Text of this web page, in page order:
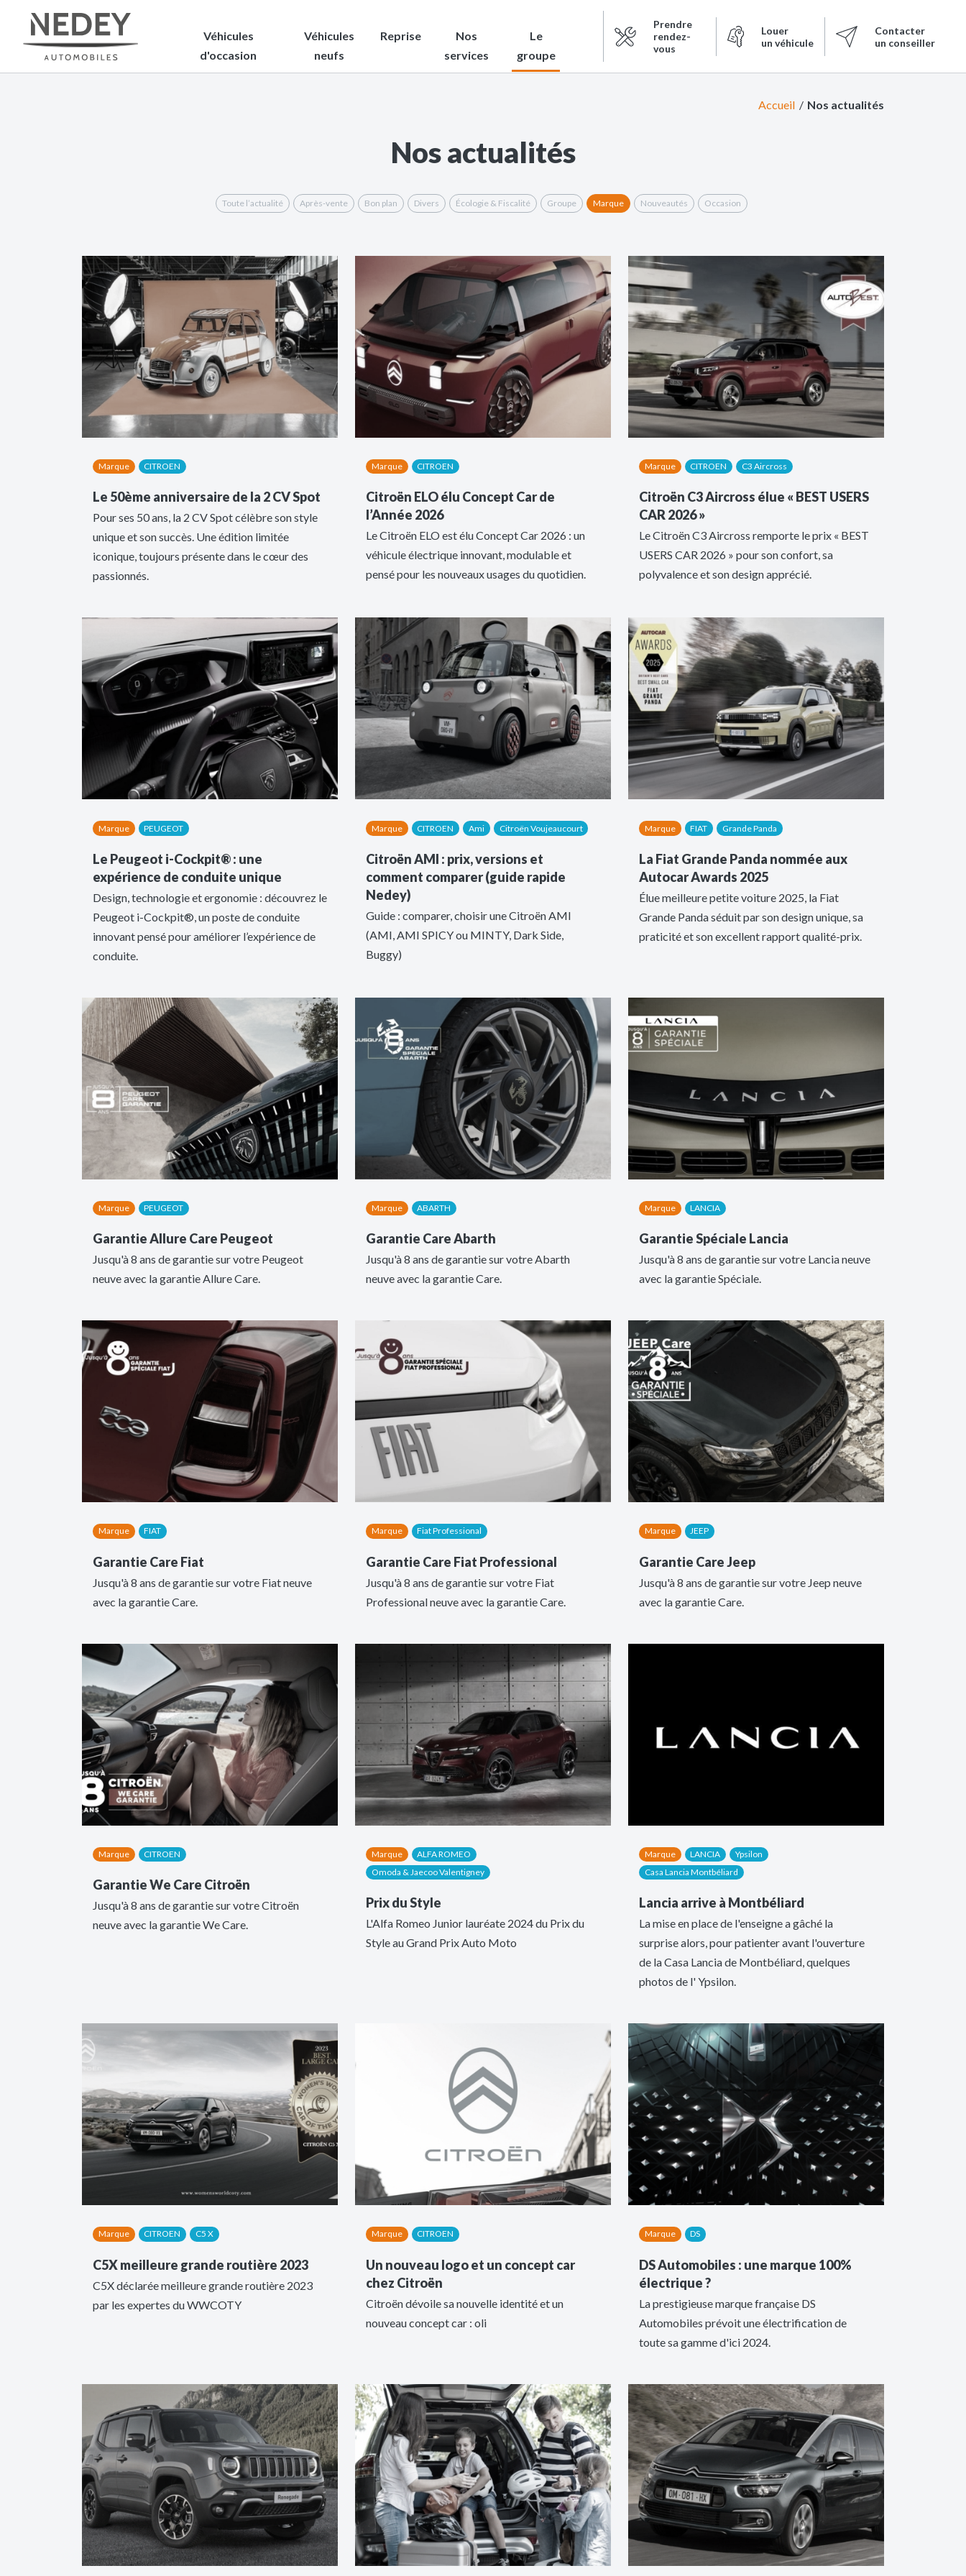
Véhicules
d'occasion
Véhicules
neufs
Reprise
Nos
services
Le
groupe
Prendre
rendez-
vous
Louer
un véhicule
Contacter
un conseiller
Accueil Nos actualités
Nos actualités
Toute l’actualité Après-vente Bon plan Divers Écologie & Fiscalité Groupe Marque Nouveautés Occasion
Marque CITROEN
Le 50ème anniversaire de la 2 CV Spot
Pour ses 50 ans, la 2 CV Spot célèbre son style
unique et son succès. Une édition limitée
iconique, toujours présente dans le cœur des
passionnés.
Marque CITROEN
Citroën ELO élu Concept Car de
l’Année 2026
Le Citroën ELO est élu Concept Car 2026 : un
véhicule électrique innovant, modulable et
pensé pour les nouveaux usages du quotidien.
Marque CITROEN C3 Aircross
Citroën C3 Aircross élue « BEST USERS
CAR 2026 »
Le Citroën C3 Aircross remporte le prix « BEST
USERS CAR 2026 » pour son confort, sa
polyvalence et son design apprécié.
Marque PEUGEOT
Le Peugeot i-Cockpit® : une
expérience de conduite unique
Design, technologie et ergonomie : découvrez le
Peugeot i-Cockpit®, un poste de conduite
innovant pensé pour améliorer l’expérience de
conduite.
Marque CITROEN Ami Citroën Voujeaucourt
Citroën AMI : prix, versions et
comment comparer (guide rapide
Nedey)
Guide : comparer, choisir une Citroën AMI
(AMI, AMI SPICY ou MINTY, Dark Side,
Buggy)
Marque FIAT Grande Panda
La Fiat Grande Panda nommée aux
Autocar Awards 2025
Élue meilleure petite voiture 2025, la Fiat
Grande Panda séduit par son design unique, sa
praticité et son excellent rapport qualité-prix.
Marque PEUGEOT
Garantie Allure Care Peugeot
Jusqu'à 8 ans de garantie sur votre Peugeot
neuve avec la garantie Allure Care.
Marque ABARTH
Garantie Care Abarth
Jusqu'à 8 ans de garantie sur votre Abarth
neuve avec la garantie Care.
Marque LANCIA
Garantie Spéciale Lancia
Jusqu'à 8 ans de garantie sur votre Lancia neuve
avec la garantie Spéciale.
Marque FIAT
Garantie Care Fiat
Jusqu'à 8 ans de garantie sur votre Fiat neuve
avec la garantie Care.
Marque Fiat Professional
Garantie Care Fiat Professional
Jusqu'à 8 ans de garantie sur votre Fiat
Professional neuve avec la garantie Care.
Marque JEEP
Garantie Care Jeep
Jusqu'à 8 ans de garantie sur votre Jeep neuve
avec la garantie Care.
Marque CITROEN
Garantie We Care Citroën
Jusqu'à 8 ans de garantie sur votre Citroën
neuve avec la garantie We Care.
Marque
ALFA ROMEO
Omoda & Jaecoo Valentigney
Prix du Style
L'Alfa Romeo Junior lauréate 2024 du Prix du
Style au Grand Prix Auto Moto
Marque LANCIA
Ypsilon
Casa Lancia Montbéliard
Lancia arrive à Montbéliard
La mise en place de l'enseigne a gâché la
surprise alors, pour patienter avant l'ouverture
de la Casa Lancia de Montbéliard, quelques
photos de l' Ypsilon.
Marque CITROEN C5 X
C5X meilleure grande routière 2023
C5X déclarée meilleure grande routière 2023
par les expertes du WWCOTY
Marque CITROEN
Un nouveau logo et un concept car
chez Citroën
Citroën dévoile sa nouvelle identité et un
nouveau concept car : oli
Marque DS
DS Automobiles : une marque 100%
électrique ?
La prestigieuse marque française DS
Automobiles prévoit une électrification de
toute sa gamme d'ici 2024.